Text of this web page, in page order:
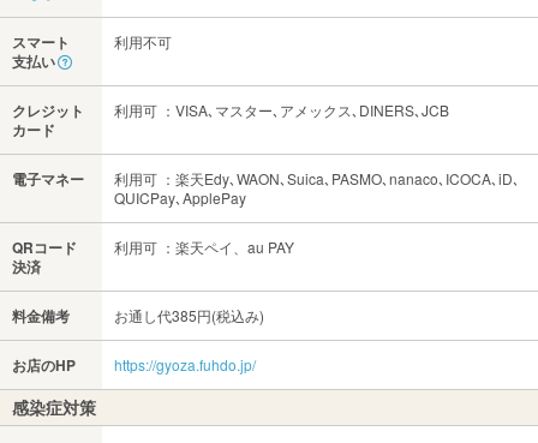
スマート
支払い
利用不可
クレジット
カード
利用可 ：VISA､マスター､アメックス､DINERS､JCB
電子マネー
利用可 ：楽天Edy､WAON､Suica､PASMO､nanaco､ICOCA､iD､
QUICPay､ApplePay
QRコード
決済
利用可 ：楽天ペイ、au PAY
料金備考 お通し代385円(税込み)
お店のHP https://gyoza.fuhdo.jp/
感染症対策